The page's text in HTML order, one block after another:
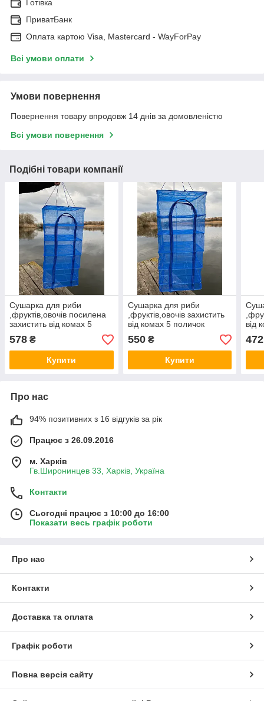
Готівка
ПриватБанк
Оплата картою Visa, Mastercard - WayForPay
Всі умови оплати
Умови повернення
Повернення товару впродовж 14 днів за домовленістю
Всі умови повернення
Подібні товари компанії
Сушарка для риби
,фруктів,овочів посилена
захистить від комах 5
поличок 50*50*100см
578 ₴
Купити
Сушарка для риби
,фруктів,овочів захистить
від комах 5 поличок
50*50*100см
550₴
Купити
від
472
Про нас
94% позитивних з 16 відгуків за рік
Працює з 26.09.2016
м. Харків
Гв.Широнинцев 33, Харків, Україна
Контакти
Сьогодні працює з 10:00 до 16:00
Показати весь графік роботи
Про нас
Контакти
Доставка та оплата
Графік роботи
Повна версія сайту